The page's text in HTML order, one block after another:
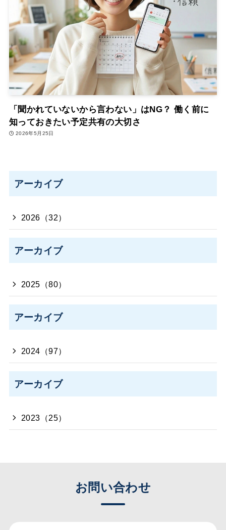
「聞かれていないから言わない」はNG？ 働く前に
知っておきたい予定共有の大切さ
2026年5月25日
アーカイブ
2026（32）
アーカイブ
2025（80）
アーカイブ
2024（97）
アーカイブ
2023（25）
お問い合わせ